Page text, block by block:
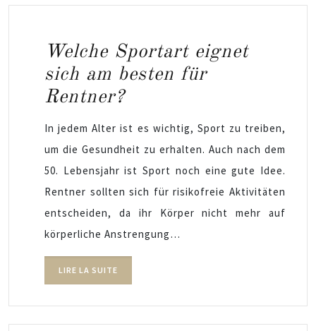
Welche Sportart eignet
sich am besten für
Rentner?
In jedem Alter ist es wichtig, Sport zu treiben,
um die Gesundheit zu erhalten. Auch nach dem
50. Lebensjahr ist Sport noch eine gute Idee.
Rentner sollten sich für risikofreie Aktivitäten
entscheiden, da ihr Körper nicht mehr auf
körperliche Anstrengung…
LIRE LA SUITE